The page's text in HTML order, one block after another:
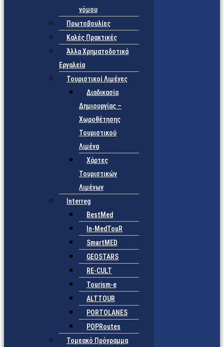
νόμου
Πρωτοβουλίες
Καλές Πρακτικές
Άλλα Χρηματοδοτικά
Εργαλεία
Τουριστικοί Λιμένες
Διαδικασία
Δημιουργίας –
Χωροθέτησης
Τουριστικού
Λιμένα
Χάρτες
Τουριστικών
Λιμένων
Interreg
BestMed
In-MedTouR
SmartMED
GEOSTARS
RE-CULT
Tourism-e
ALTTOUR
PORTOLANES
POPRoutes
Τομεακό Πρόγραμμα